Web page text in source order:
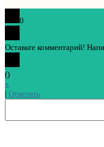
0
Оставьте комментарий!
()
x
| Ответить